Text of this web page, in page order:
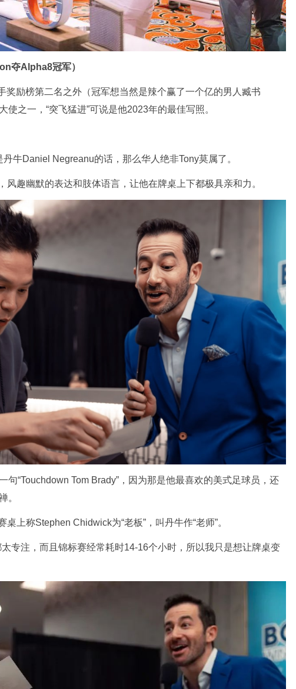
夺Alpha8冠军）
奖励榜第二名之外（冠军想当然是辣个赢了一个亿的男人臧书
之一，“突飞猛进”可说是他2023年的最佳写照。
丹牛Daniel Negreanu的话，那么华人绝非Tony莫属了。
风趣幽默的表达和肢体语言，让他在牌桌上下都极具亲和力。
句“Touchdown Tom Brady”，因为那是他最喜欢的美式足球员，还
。
上称Stephen Chidwick为“老板”，叫丹牛作“老师”。
专注，而且锦标赛经常耗时14-16个小时，所以我只是想让牌桌变